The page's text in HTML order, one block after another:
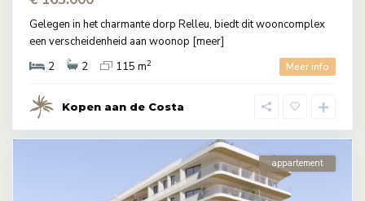
Gelegen in het charmante dorp Relleu, biedt dit wooncomplex
een verscheidenheid aan woonop [meer]
2
2 115 m2 Meer info
Kopen aan de Costa
appartement